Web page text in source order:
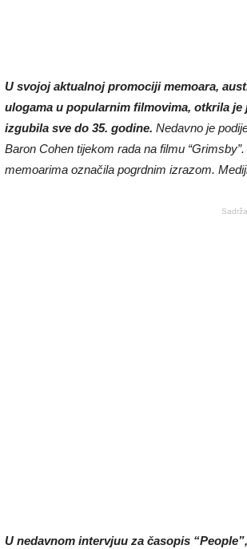
U svojoj aktualnoj promociji memoara,
ulogama u popularnim filmovima, otkrila
izgubila sve do 35. godine. Nedavno je
Baron Cohen tijekom rada na filmu
memoarima označila pogrdnim izrazom.
U nedavnom intervjuu za časopis